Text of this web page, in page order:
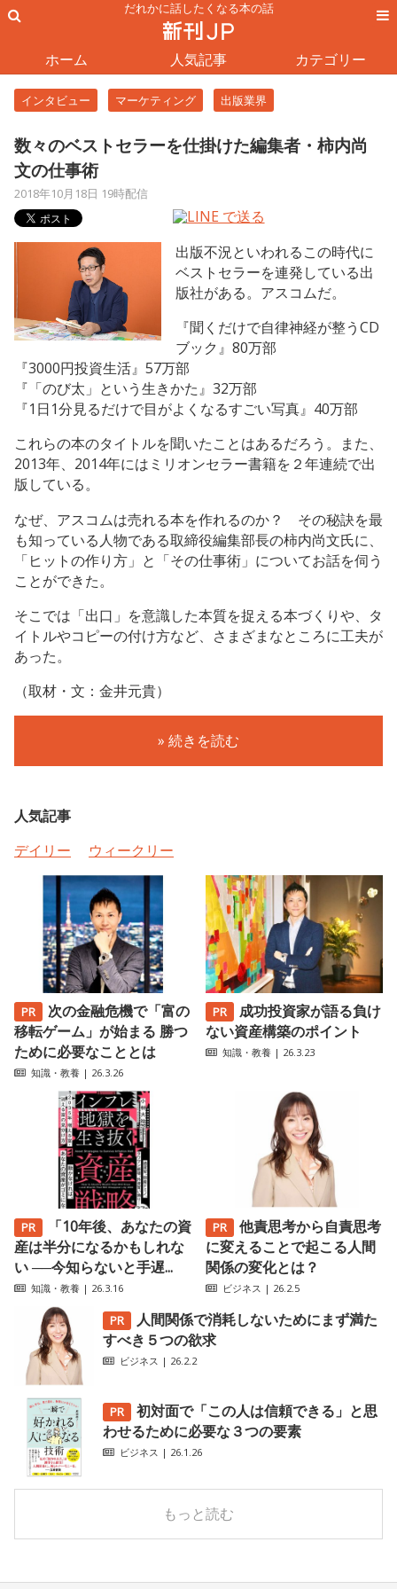
だれかに話したくなる本の話
ホーム 人気記事 カテゴリー
インタビュー マーケティング 出版業界
数々のベストセラーを仕掛けた編集者・柿内尚
文の仕事術
2018年10月18日 19時配信
出版不況といわれるこの時代に
ベストセラーを連発している出
版社がある。アスコムだ。
『聞くだけで自律神経が整うCD
ブック』80万部
『3000円投資生活』57万部
『「のび太」という生きかた』32万部
『1日1分見るだけで目がよくなるすごい写真』40万部
これらの本のタイトルを聞いたことはあるだろう。また、
2013年、2014年にはミリオンセラー書籍を２年連続で出
版している。
なぜ、アスコムは売れる本を作れるのか？ その秘訣を最
も知っている人物である取締役編集部長の柿内尚文氏に、
「ヒットの作り方」と「その仕事術」についてお話を伺う
ことができた。
そこでは「出口」を意識した本質を捉える本づくりや、タ
イトルやコピーの付け方など、さまざまなところに工夫が
あった。
（取材・文：金井元貴）
» 続きを読む
人気記事
デイリー
ウィークリー
次の金融危機で「富の
移転ゲーム」が始まる 勝つ
ために必要なこととは
知識・教養 | 26.3.26
成功投資家が語る負け
ない資産構築のポイント
知識・教養 | 26.3.23
「10年後、あなたの資
産は半分になるかもしれな
い ──今知らないと手遅...
知識・教養 | 26.3.16
他責思考から自責思考
に変えることで起こる人間
関係の変化とは？
ビジネス | 26.2.5
人間関係で消耗しないためにまず満た
すべき５つの欲求
ビジネス | 26.2.2
初対面で「この人は信頼できる」と思
わせるために必要な３つの要素
ビジネス | 26.1.26
もっと読む